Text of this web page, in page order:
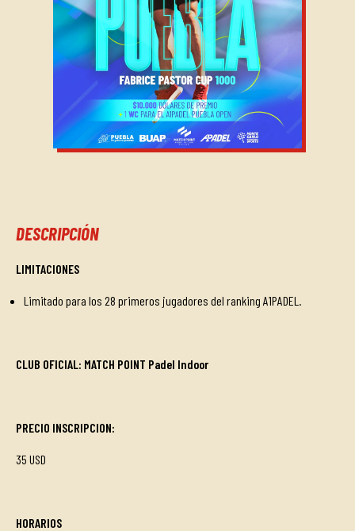
DESCRIPCIÓN
LIMITACIONES
Limitado para los 28 primeros jugadores del ranking A1PADEL.
CLUB OFICIAL: MATCH POINT Padel Indoor
PRECIO INSCRIPCION:
35 USD
HORARIOS